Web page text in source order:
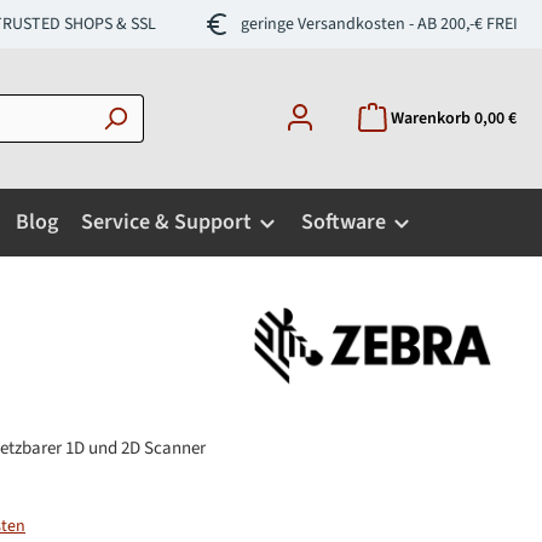
SHOPS & SSL geringe Versandkosten - AB 200,-€ FREI
Warenkorb0,00 €
Blog Service & Support Software
1D und 2D Scanner